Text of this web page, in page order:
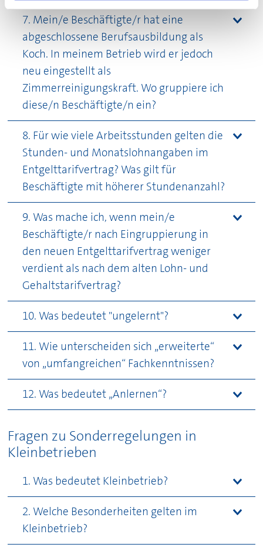
7. Mein/e Beschäftigte/r hat eine
abgeschlossene Berufsausbildung als
Koch. In meinem Betrieb wird er jedoch
neu eingestellt als
Zimmerreinigungskraft. Wo gruppiere ich
diese/n Beschäftigte/n ein?
8. Für wie viele Arbeitsstunden gelten die
Stunden- und Monatslohnangaben im
Entgelttarifvertrag? Was gilt für
Beschäftigte mit höherer Stundenanzahl?
9. Was mache ich, wenn mein/e
Beschäftigte/r nach Eingruppierung in
den neuen Entgelttarifvertrag weniger
verdient als nach dem alten Lohn- und
Gehaltstarifvertrag?
10. Was bedeutet "ungelernt"?
11. Wie unterscheiden sich „erweiterte“
von „umfangreichen“ Fachkenntnissen?
12. Was bedeutet „Anlernen“?
Fragen zu Sonderregelungen in
Kleinbetrieben
1. Was bedeutet Kleinbetrieb?
2. Welche Besonderheiten gelten im
Kleinbetrieb?